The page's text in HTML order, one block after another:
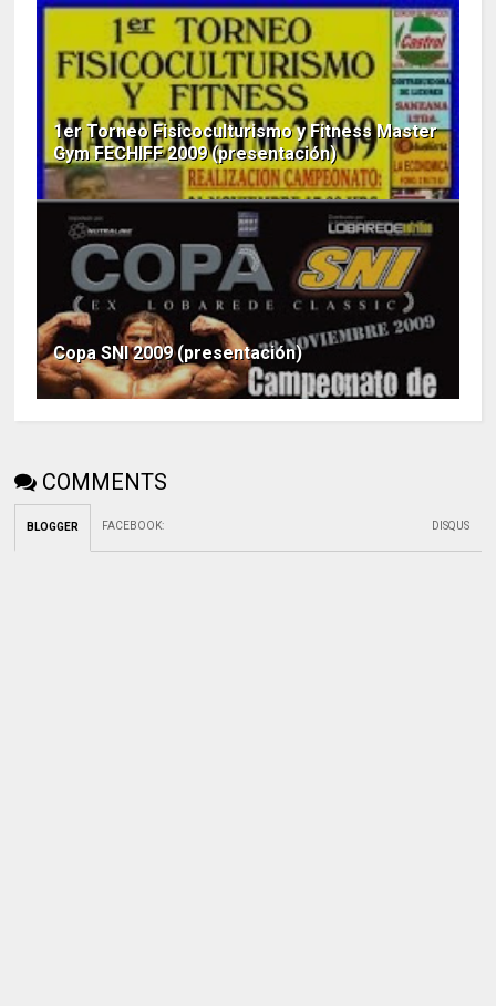
1er Torneo Fisicoculturismo y Fitness Master
Gym FECHIFF 2009 (presentación)
Copa SNI 2009 (presentación)
COMMENTS
BLOGGER FACEBOOK: DISQUS